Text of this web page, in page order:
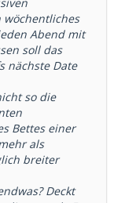
wöchentliches
Abend mit
soll das
nächste Date
so die
Bettes einer
als
breiter
Deckt